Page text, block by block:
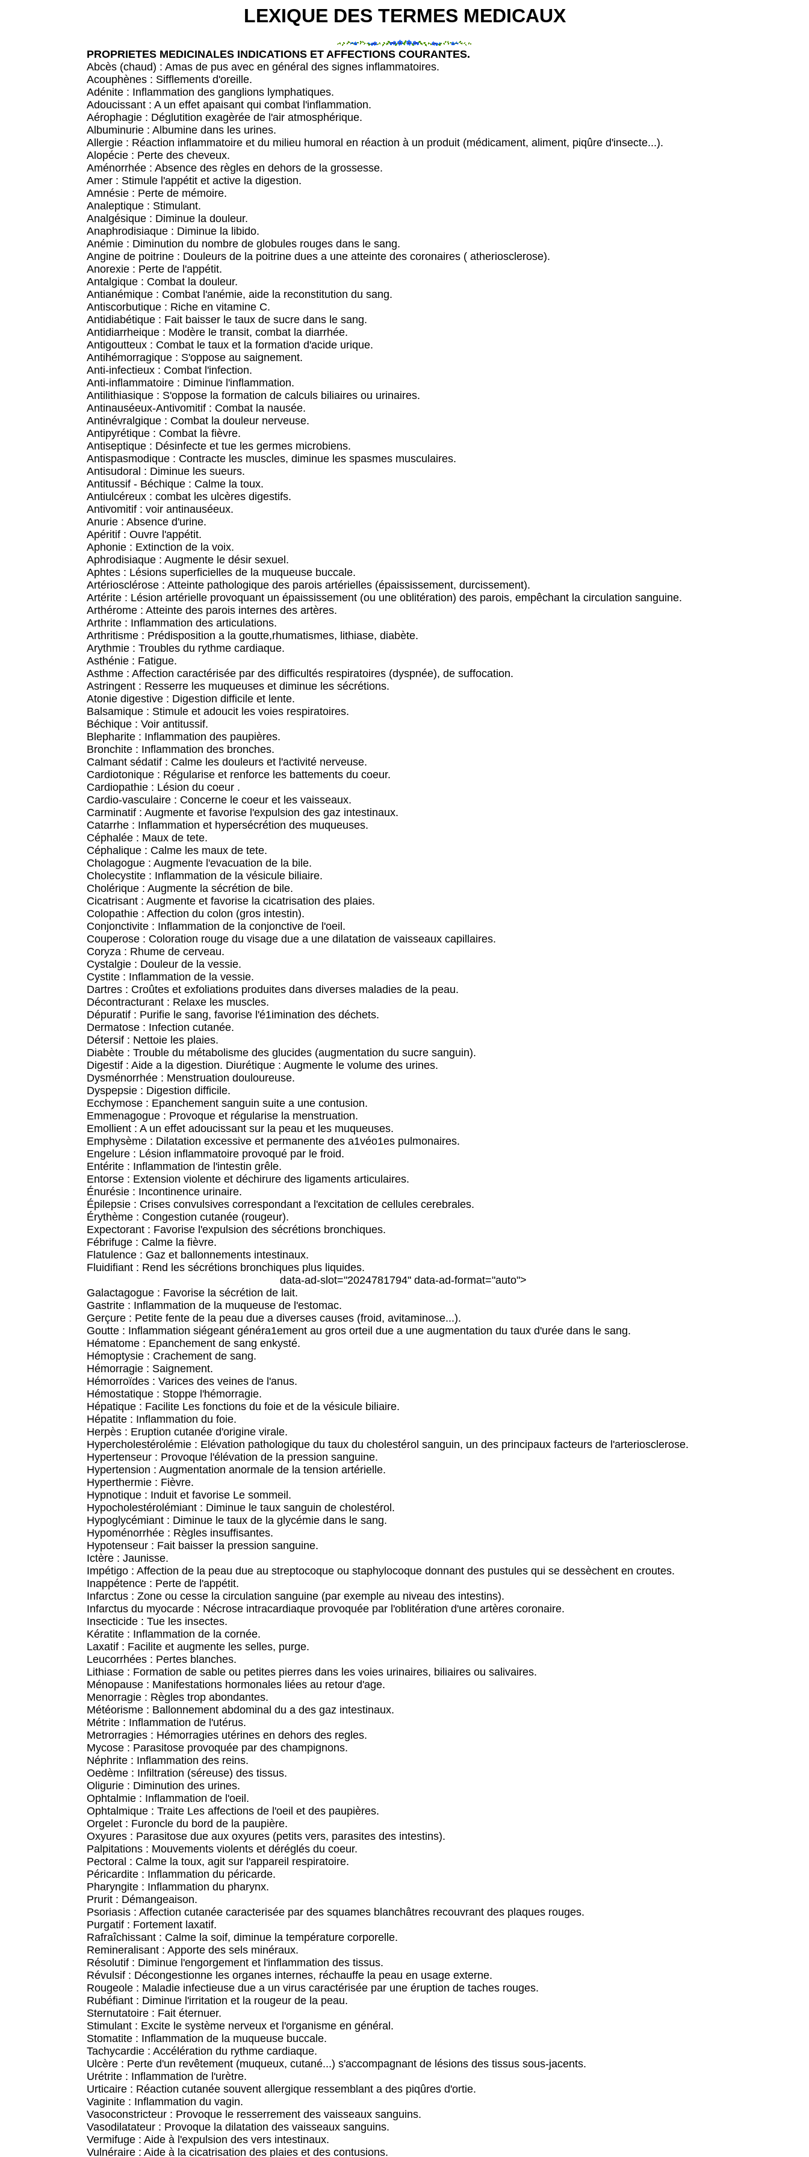
LEXIQUE DES TERMES MEDICAUX
PROPRIETES MEDICINALES INDICATIONS ET AFFECTIONS COURANTES.
Abcès (chaud) : Amas de pus avec en général des signes inflammatoires.
Acouphènes : Sifflements d'oreille.
Adénite : Inflammation des ganglions lymphatiques.
Adoucissant : A un effet apaisant qui combat l'inflammation.
Aérophagie : Déglutition exagèrée de l'air atmosphérique.
Albuminurie : Albumine dans les urines.
Allergie : Réaction inflammatoire et du milieu humoral en réaction à un produit (médicament, aliment, piqûre d'insecte...).
Alopécie : Perte des cheveux.
Aménorrhée : Absence des règles en dehors de la grossesse.
Amer : Stimule l'appétit et active la digestion.
Amnésie : Perte de mémoire.
Analeptique : Stimulant.
Analgésique : Diminue la douleur.
Anaphrodisiaque : Diminue la libido.
Anémie : Diminution du nombre de globules rouges dans le sang.
Angine de poitrine : Douleurs de la poitrine dues a une atteinte des coronaires ( atheriosclerose).
Anorexie : Perte de l'appétit.
Antalgique : Combat la douleur.
Antianémique : Combat l'anémie, aide la reconstitution du sang.
Antiscorbutique : Riche en vitamine C.
Antidiabétique : Fait baisser le taux de sucre dans le sang.
Antidiarrheique : Modère le transit, combat la diarrhée.
Antigoutteux : Combat le taux et la formation d'acide urique.
Antihémorragique : S'oppose au saignement.
Anti-infectieux : Combat l'infection.
Anti-inflammatoire : Diminue l'inflammation.
Antilithiasique : S'oppose la formation de calculs biliaires ou urinaires.
Antinauséeux-Antivomitif : Combat la nausée.
Antinévralgique : Combat la douleur nerveuse.
Antipyrétique : Combat la fièvre.
Antiseptique : Désinfecte et tue les germes microbiens.
Antispasmodique : Contracte les muscles, diminue les spasmes musculaires.
Antisudoral : Diminue les sueurs.
Antitussif - Béchique : Calme la toux.
Antiulcéreux : combat les ulcères digestifs.
Antivomitif : voir antinauséeux.
Anurie : Absence d'urine.
Apéritif : Ouvre l'appétit.
Aphonie : Extinction de la voix.
Aphrodisiaque : Augmente le désir sexuel.
Aphtes : Lésions superficielles de la muqueuse buccale.
Artériosclérose : Atteinte pathologique des parois artérielles (épaississement, durcissement).
Artérite : Lésion artérielle provoquant un épaississement (ou une oblitération) des parois, empêchant la circulation sanguine.
Arthérome : Atteinte des parois internes des artères.
Arthrite : Inflammation des articulations.
Arthritisme : Prédisposition a la goutte,rhumatismes, lithiase, diabète.
Arythmie : Troubles du rythme cardiaque.
Asthénie : Fatigue.
Asthme : Affection caractérisée par des difficultés respiratoires (dyspnée), de suffocation.
Astringent : Resserre les muqueuses et diminue les sécrétions.
Atonie digestive : Digestion difficile et lente.
Balsamique : Stimule et adoucit les voies respiratoires.
Béchique : Voir antitussif.
Blepharite : Inflammation des paupières.
Bronchite : Inflammation des bronches.
Calmant sédatif : Calme les douleurs et l'activité nerveuse.
Cardiotonique : Régularise et renforce les battements du coeur.
Cardiopathie : Lésion du coeur .
Cardio-vasculaire : Concerne le coeur et les vaisseaux.
Carminatif : Augmente et favorise l'expulsion des gaz intestinaux.
Catarrhe : Inflammation et hypersécrétion des muqueuses.
Céphalée : Maux de tete.
Céphalique : Calme les maux de tete.
Cholagogue : Augmente l'evacuation de la bile.
Cholecystite : Inflammation de la vésicule biliaire.
Cholérique : Augmente la sécrétion de bile.
Cicatrisant : Augmente et favorise la cicatrisation des plaies.
Colopathie : Affection du colon (gros intestin).
Conjonctivite : Inflammation de la conjonctive de l'oeil.
Couperose : Coloration rouge du visage due a une dilatation de vaisseaux capillaires.
Coryza : Rhume de cerveau.
Cystalgie : Douleur de la vessie.
Cystite : Inflammation de la vessie.
Dartres : Croûtes et exfoliations produites dans diverses maladies de la peau.
Décontracturant : Relaxe les muscles.
Dépuratif : Purifie le sang, favorise l'é1imination des déchets.
Dermatose : Infection cutanée.
Détersif : Nettoie les plaies.
Diabète : Trouble du métabolisme des glucides (augmentation du sucre sanguin).
Digestif : Aide a la digestion. Diurétique : Augmente le volume des urines.
Dysménorrhée : Menstruation douloureuse.
Dyspepsie : Digestion difficile.
Ecchymose : Epanchement sanguin suite a une contusion.
Emmenagogue : Provoque et régularise la menstruation.
Emollient : A un effet adoucissant sur la peau et les muqueuses.
Emphysème : Dilatation excessive et permanente des a1véo1es pulmonaires.
Engelure : Lésion inflammatoire provoqué par le froid.
Entérite : Inflammation de l'intestin grêle.
Entorse : Extension violente et déchirure des ligaments articulaires.
Énurésie : Incontinence urinaire.
Épilepsie : Crises convulsives correspondant a l'excitation de cellules cerebrales.
Érythème : Congestion cutanée (rougeur).
Expectorant : Favorise l'expulsion des sécrétions bronchiques.
Fébrifuge : Calme la fièvre.
Flatulence : Gaz et ballonnements intestinaux.
Fluidifiant : Rend les sécrétions bronchiques plus liquides.
data-ad-slot="2024781794" data-ad-format="auto">
Galactagogue : Favorise la sécrétion de lait.
Gastrite : Inflammation de la muqueuse de l'estomac.
Gerçure : Petite fente de la peau due a diverses causes (froid, avitaminose...).
Goutte : Inflammation siégeant généra1ement au gros orteil due a une augmentation du taux d'urée dans le sang.
Hématome : Epanchement de sang enkysté.
Hémoptysie : Crachement de sang.
Hémorragie : Saignement.
Hémorroïdes : Varices des veines de l'anus.
Hémostatique : Stoppe l'hémorragie.
Hépatique : Facilite Les fonctions du foie et de la vésicule biliaire.
Hépatite : Inflammation du foie.
Herpès : Eruption cutanée d'origine virale.
Hypercholestérolémie : Elévation pathologique du taux du cholestérol sanguin, un des principaux facteurs de l'arteriosclerose.
Hypertenseur : Provoque l'élévation de la pression sanguine.
Hypertension : Augmentation anormale de la tension artérielle.
Hyperthermie : Fièvre.
Hypnotique : Induit et favorise Le sommeil.
Hypocholestérolémiant : Diminue le taux sanguin de cholestérol.
Hypoglycémiant : Diminue le taux de la glycémie dans le sang.
Hypoménorrhée : Règles insuffisantes.
Hypotenseur : Fait baisser la pression sanguine.
Ictère : Jaunisse.
Impétigo : Affection de la peau due au streptocoque ou staphylocoque donnant des pustules qui se dessèchent en croutes.
Inappétence : Perte de l'appétit.
Infarctus : Zone ou cesse la circulation sanguine (par exemple au niveau des intestins).
Infarctus du myocarde : Nécrose intracardiaque provoquée par l'oblitération d'une artères coronaire.
Insecticide : Tue les insectes.
Kératite : Inflammation de la cornée.
Laxatif : Facilite et augmente les selles, purge.
Leucorrhées : Pertes blanches.
Lithiase : Formation de sable ou petites pierres dans les voies urinaires, biliaires ou salivaires.
Ménopause : Manifestations hormonales liées au retour d'age.
Menorragie : Règles trop abondantes.
Météorisme : Ballonnement abdominal du a des gaz intestinaux.
Métrite : Inflammation de l'utérus.
Metrorragies : Hémorragies utérines en dehors des regles.
Mycose : Parasitose provoquée par des champignons.
Néphrite : Inflammation des reins.
Oedème : Infiltration (séreuse) des tissus.
Oligurie : Diminution des urines.
Ophtalmie : Inflammation de l'oeil.
Ophtalmique : Traite Les affections de l'oeil et des paupières.
Orgelet : Furoncle du bord de la paupière.
Oxyures : Parasitose due aux oxyures (petits vers, parasites des intestins).
Palpitations : Mouvements violents et déréglés du coeur.
Pectoral : Calme la toux, agit sur l'appareil respiratoire.
Péricardite : Inflammation du péricarde.
Pharyngite : Inflammation du pharynx.
Prurit : Démangeaison.
Psoriasis : Affection cutanée caracterisée par des squames blanchâtres recouvrant des plaques rouges.
Purgatif : Fortement laxatif.
Rafraîchissant : Calme la soif, diminue la température corporelle.
Remineralisant : Apporte des sels minéraux.
Résolutif : Diminue l'engorgement et l'inflammation des tissus.
Révulsif : Décongestionne les organes internes, réchauffe la peau en usage externe.
Rougeole : Maladie infectieuse due a un virus caractérisée par une éruption de taches rouges.
Rubéfiant : Diminue l'irritation et la rougeur de la peau.
Sternutatoire : Fait éternuer.
Stimulant : Excite le système nerveux et l'organisme en général.
Stomatite : Inflammation de la muqueuse buccale.
Tachycardie : Accélération du rythme cardiaque.
Ulcère : Perte d'un revêtement (muqueux, cutané...) s'accompagnant de lésions des tissus sous-jacents.
Urétrite : Inflammation de l'urètre.
Urticaire : Réaction cutanée souvent allergique ressemblant a des piqûres d'ortie.
Vaginite : Inflammation du vagin.
Vasoconstricteur : Provoque le resserrement des vaisseaux sanguins.
Vasodilatateur : Provoque la dilatation des vaisseaux sanguins.
Vermifuge : Aide à l'expulsion des vers intestinaux.
Vulnéraire : Aide à la cicatrisation des plaies et des contusions.